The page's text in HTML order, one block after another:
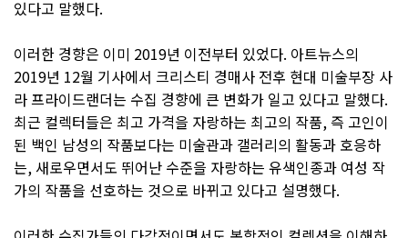
있다고 말했다.
이러한 경향은 이미 2019년 이전부터 있었다. 아트뉴스의
2019년 12월 기사에서 크리스티 경매사 전후 현대 미술부장 사
라 프라이드랜더는 수집 경향에 큰 변화가 일고 있다고 말했다.
최근 컬렉터들은 최고 가격을 자랑하는 최고의 작품, 즉 고인이
된 백인 남성의 작품보다는 미술관과 갤러리의 활동과 호응하
는, 새로우면서도 뛰어난 수준을 자랑하는 유색인종과 여성 작
가의 작품을 선호하는 것으로 바뀌고 있다고 설명했다.